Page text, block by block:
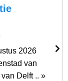
2026
van
Delft .. »